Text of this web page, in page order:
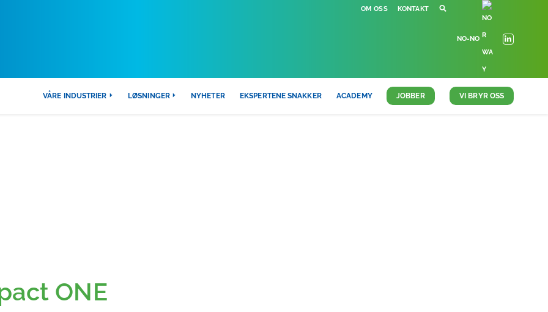
OM OSS KONTAKT
NO-NO
VÅRE INDUSTRIER LØSNINGER NYHETER EKSPERTENE SNAKKER ACADEMY JOBBER VI BRYR OSS
ONE